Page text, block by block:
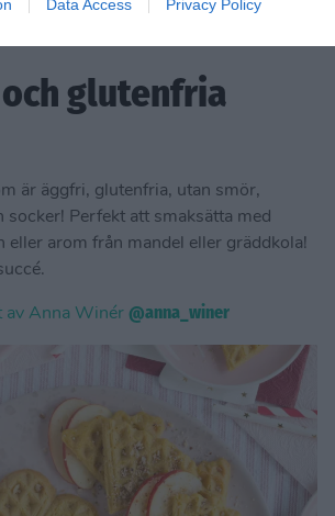
Data Access Privacy Policy
och glutenfria
är äggfri, glutenfria, utan smör,
socker! Perfekt att smaksätta med
eller arom från mandel eller gräddkola!
av Anna Winér @anna_winer